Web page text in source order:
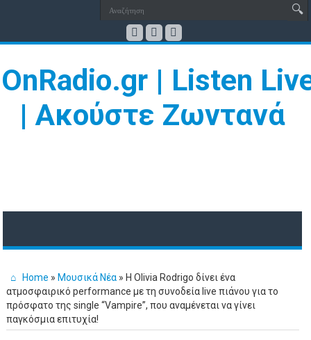
Home » Μουσικά Νέα » Η Olivia Rodrigo δίνει ένα
ατμοσφαιρικό performance με τη συνοδεία live πιάνου για το
πρόσφατο της single “Vampire”, που αναμένεται να γίνει
παγκόσμια επιτυχία!